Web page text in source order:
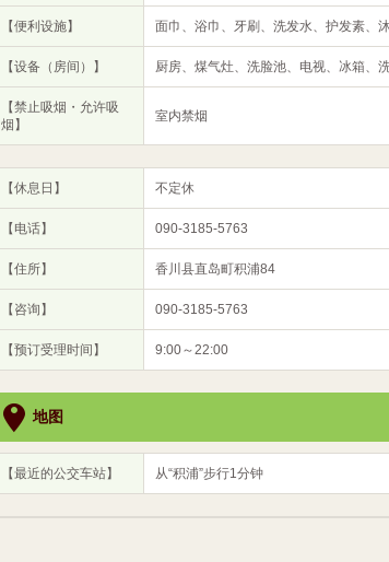
【便利设施】 面巾、浴巾、牙刷、洗发水、护发素、
【设备（房间）】 厨房、煤气灶、洗脸池、电视、冰箱、
【禁止吸烟・允许吸
烟】
室内禁烟
【休息日】 不定休
【电话】 090-3185-5763
【住所】 香川县直岛町积浦84
【咨询】 090-3185-5763
【预订受理时间】 9:00～22:00
地图
【最近的公交车站】 从“积浦”步行1分钟